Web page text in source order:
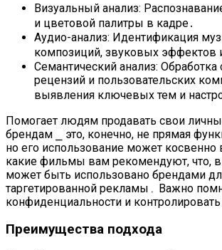
Визуальный анализ:
и цветовой палитры в кадре․
Аудио-анализ: Идентификация
композиций, звуковых эффектов
Семантический анализ: Обработка
рецензий и пользовательских
выявления ключевых тем и
Помогает людям продавать свои
брендам ⎯ это, конечно, не прямая
но его использование может косвенно
какие фильмы вам рекомендуют, что,
может быть использовано брендами
таргетированной рекламы․ Важно
конфиденциальности и
Преимущества подхода